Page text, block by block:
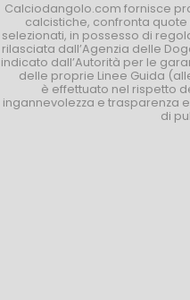
Calciodangolo.com fornisce
calcistiche, confronta
selezionati, in possesso di
rilasciata dall’Agenzia delle
indicato dall’Autorità per le
delle proprie Linee Guida
è effettuato nel rispetto
ingannevolezza e trasparenza
di